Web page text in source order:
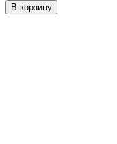
В корзину